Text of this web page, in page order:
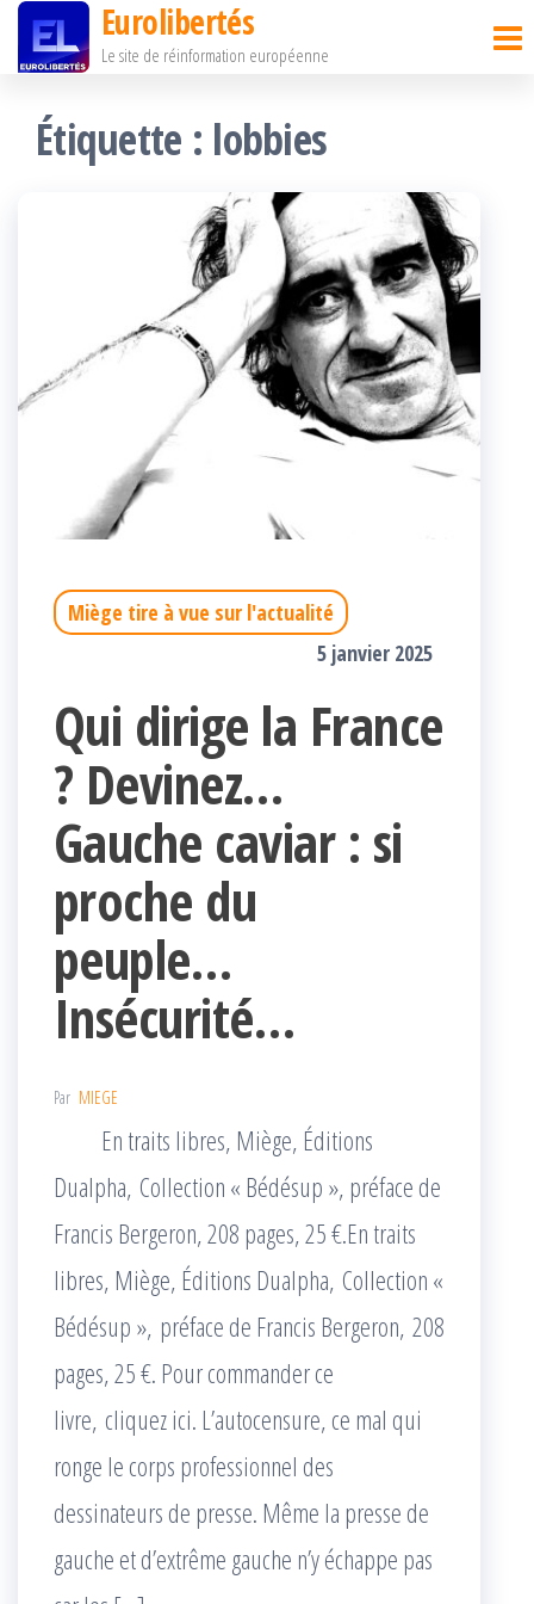
Passer
contenu
Eurolibertés
Le site de réinformation européenne
Étiquette : lobbies
Miège tire à vue sur l'actualité
5 janvier 2025
Qui dirige la France
? Devinez…
Gauche caviar : si
proche du
peuple…
Insécurité…
Par MIEGE
En traits libres, Miège, Éditions
Dualpha, Collection « Bédésup », préface de
Francis Bergeron, 208 pages, 25 €.En traits
libres, Miège, Éditions Dualpha, Collection «
Bédésup », préface de Francis Bergeron, 208
pages, 25 €. Pour commander ce
livre, cliquez ici. L’autocensure, ce mal qui
ronge le corps professionnel des
dessinateurs de presse. Même la presse de
gauche et d’extrême gauche n’y échappe pas